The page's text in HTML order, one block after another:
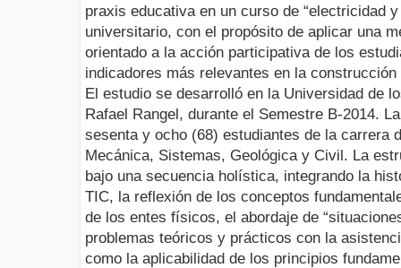
praxis educativa en un curso de “electricidad
universitario, con el propósito de aplicar una
orientado a la acción participativa de los
indicadores más relevantes en la
El estudio se desarrolló en la Universidad de
Rafael Rangel, durante el Semestre B-2014.
sesenta y ocho (68) estudiantes de la carrera
Mecánica, Sistemas, Geológica y Civil. La
bajo una secuencia holística, integrando la
TIC, la reflexión de los conceptos
de los entes físicos, el abordaje de
problemas teóricos y prácticos con la
como la aplicabilidad de los principios